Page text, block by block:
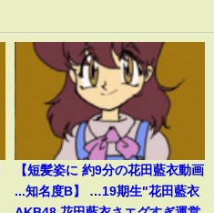
【短髪姿に 約9分の花田藍衣動画
...知名度B】 …19期生"花田藍衣